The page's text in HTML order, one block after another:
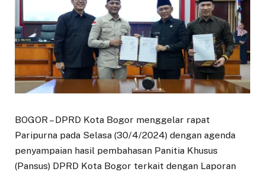
BOGOR – DPRD Kota Bogor menggelar rapat
Paripurna pada Selasa (30/4/2024) dengan agenda
penyampaian hasil pembahasan Panitia Khusus
(Pansus) DPRD Kota Bogor terkait dengan Laporan